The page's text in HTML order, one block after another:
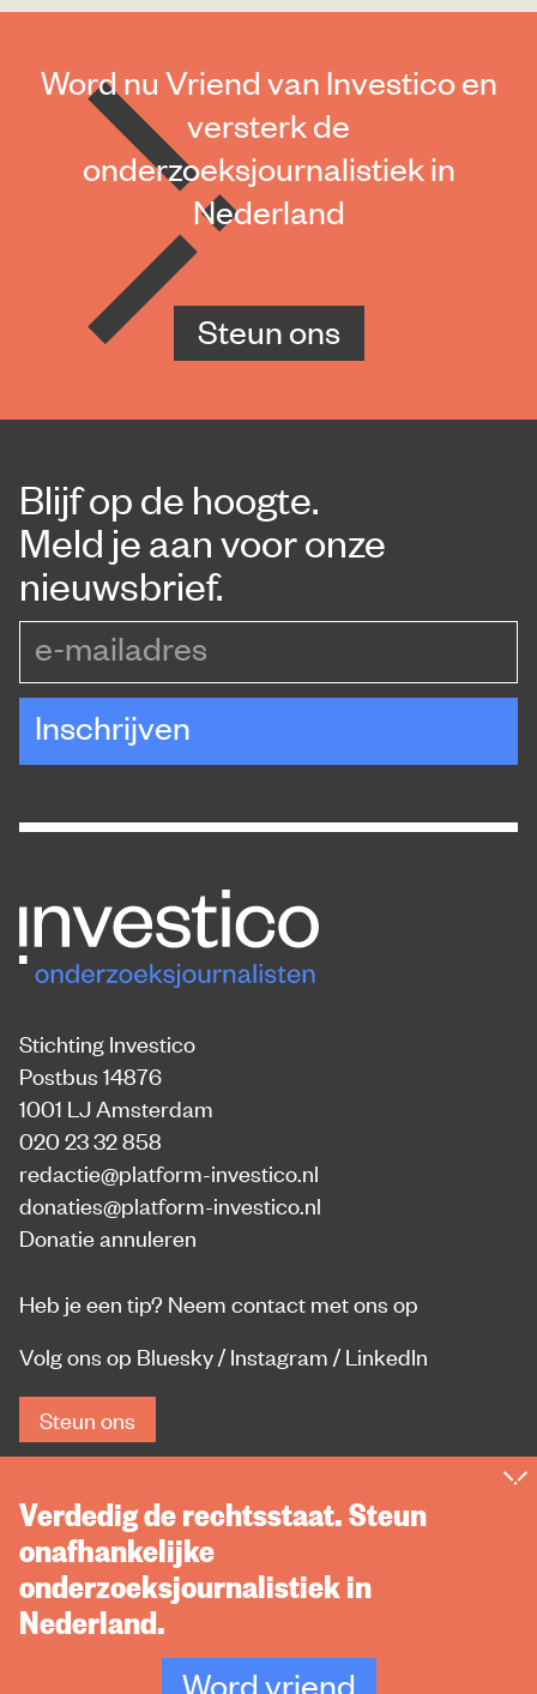
Word nu Vriend van Investico en
versterk de
onderzoeksjournalistiek in
Nederland
Steun ons
Blijf op de hoogte.
Meld je aan voor onze
nieuwsbrief.
Inschrijven
Stichting Investico
Postbus 14876
1001 LJ Amsterdam
020 23 32 858
redactie@platform-investico.nl
donaties@platform-investico.nl
Donatie annuleren
Heb je een tip? Neem contact met ons op
Volg ons op Bluesky/ Instagram / LinkedIn
Steun ons
Verdedig de rechtsstaat. Steun
onafhankelijke
onderzoeksjournalistiek in
Nederland.
Word vriend